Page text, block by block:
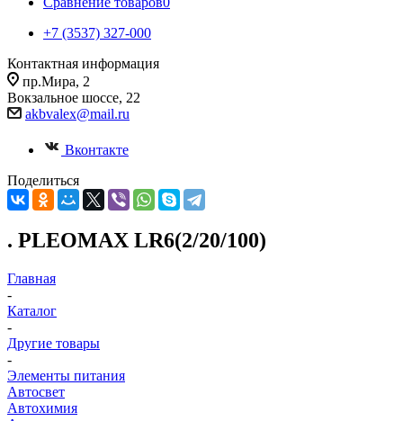
+7 (3537) 327-000
Контактная информация
пр.Мира, 2
Вокзальное шоссе, 22
akbvalex@mail.ru
Вконтакте
Поделиться
. PLEOMAX LR6(2/20/100)
Главная
-
Каталог
-
Другие товары
-
Элементы питания
Автосвет
Автохимия